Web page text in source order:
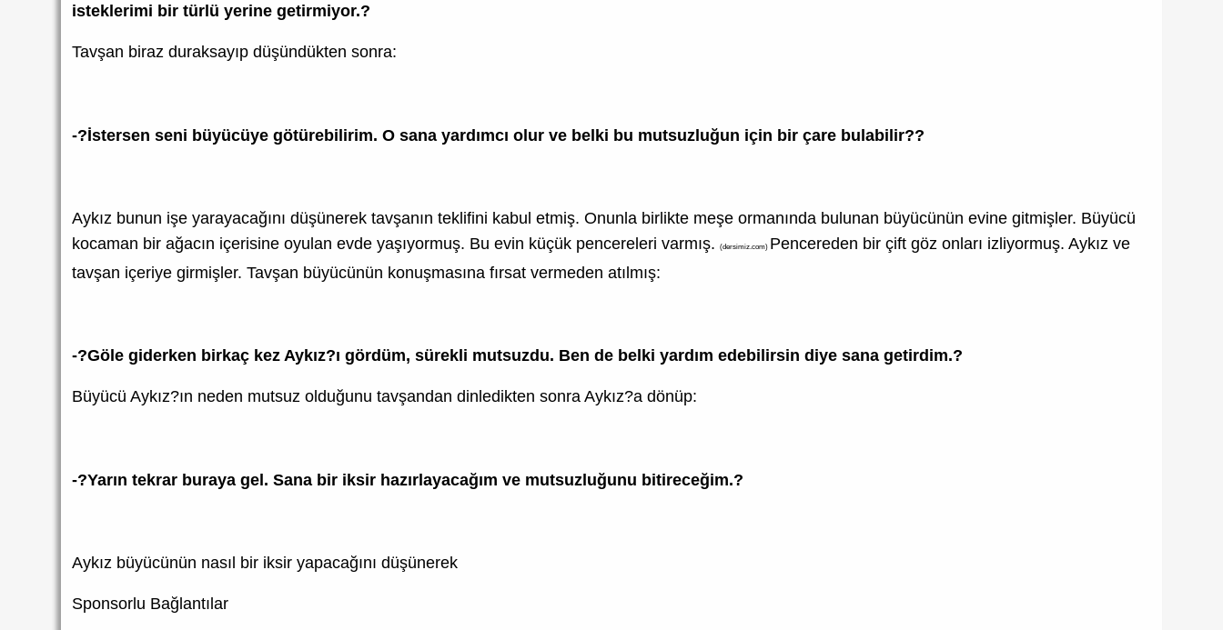
isteklerimi bir türlü yerine getirmiyor.?
Tavşan biraz duraksayıp düşündükten sonra:
-?İstersen seni büyücüye götürebilirim. O sana yardımcı olur ve belki bu mutsuzluğun için bir çare bulabilir??
Aykız bunun işe yarayacağını düşünerek tavşanın teklifini kabul etmiş. Onunla birlikte meşe ormanında bulunan büyücünün evine gitmişler. Büyücü
kocaman bir ağacın içerisine oyulan evde yaşıyormuş. Bu evin küçük pencereleri varmış.(dersimiz.com) Pencereden bir çift göz onları izliyormuş. Aykız ve
tavşan içeriye girmişler. Tavşan büyücünün konuşmasına fırsat vermeden atılmış:
-?Göle giderken birkaç kez Aykız?ı gördüm, sürekli mutsuzdu. Ben de belki yardım edebilirsin diye sana getirdim.?
Büyücü Aykız?ın neden mutsuz olduğunu tavşandan dinledikten sonra Aykız?a dönüp:
-?Yarın tekrar buraya gel. Sana bir iksir hazırlayacağım ve mutsuzluğunu bitireceğim.?
Aykız büyücünün nasıl bir iksir yapacağını düşünerek
Sponsorlu Bağlantılar